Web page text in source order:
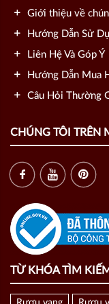
Giới thiệu về
Hướng Dẫn Sử
Liên Hệ Và Góp Ý
Hướng Dẫn Mua
Câu Hỏi Thường
CHÚNG TÔI TRÊN
TỪ KHÓA TÌM